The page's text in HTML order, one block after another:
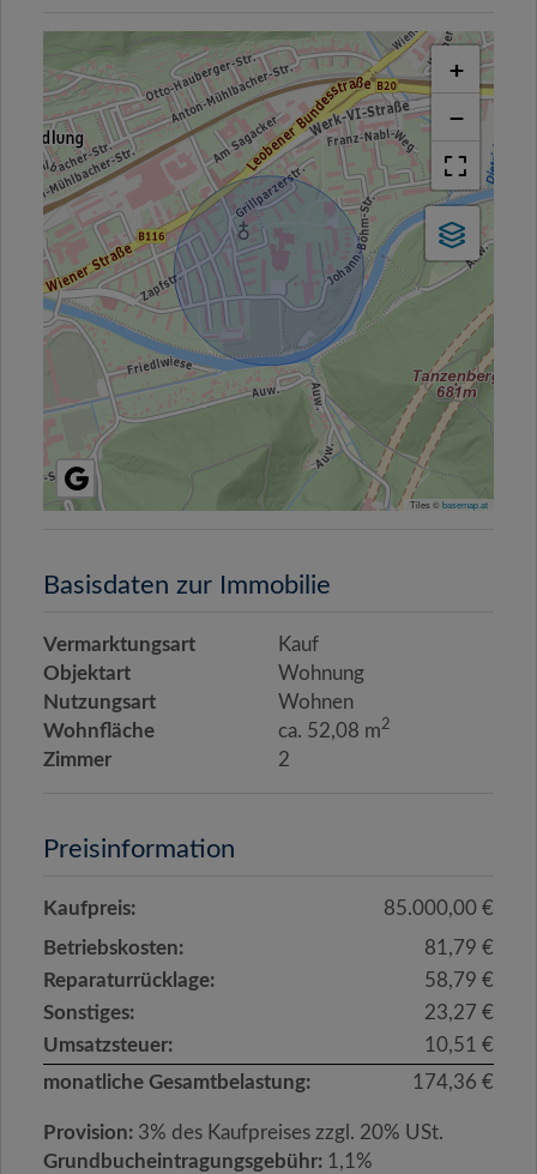
+
−
Tiles ©basemap.at
Basisdaten zur Immobilie
Vermarktungsart
Kauf
Objektart
Wohnung
Nutzungsart
Wohnen
Wohnfläche
ca. 52,08 m2
Zimmer 2
Preisinformation
Kaufpreis:
85.000,00 €
Betriebskosten:
81,79 €
Reparaturrücklage:
58,79 €
Sonstiges:
23,27 €
Umsatzsteuer:
10,51 €
monatliche Gesamtbelastung:
174,36 €
Provision: 3% des Kaufpreises zzgl. 20% USt.
Grundbucheintragungsgebühr: 1,1%